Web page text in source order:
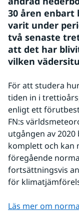
30 åren enbart
varit under
två senaste
att det har
vilken
För att studera
tiden in i
enligt ett
FN:s
utgången av
komplett och kan
föregående
fortsättningsvis
för
Läs mer om